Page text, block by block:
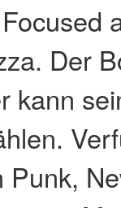
Der
kann